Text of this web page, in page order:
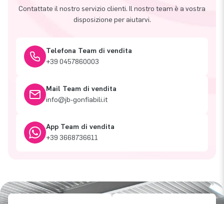
Contattate il nostro servizio clienti. Il nostro team è a vostra
disposizione per aiutarvi.
Telefona Team di vendita
+39 0457860003
Mail Team di vendita
info@jb-gonfiabili.it
App Team di vendita
+39 3668736611